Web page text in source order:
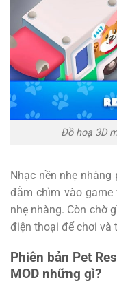
Đồ hoạ 3D
Nhạc nền nhẹ
đằm chìm vào
nhẹ nhàng. Còn chờ
điện thoại để chơi và
Phiên bản Pet
MOD những gì?